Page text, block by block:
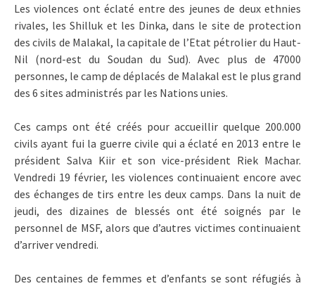
Les violences ont éclaté entre des jeunes de deux ethnies
rivales, les Shilluk et les Dinka, dans le site de protection
des civils de Malakal, la capitale de l’Etat pétrolier du Haut-
Nil (nord-est du Soudan du Sud). Avec plus de 47000
personnes, le camp de déplacés de Malakal est le plus grand
des 6 sites administrés par les Nations unies.
Ces camps ont été créés pour accueillir quelque 200.000
civils ayant fui la guerre civile qui a éclaté en 2013 entre le
président Salva Kiir et son vice-président Riek Machar.
Vendredi 19 février, les violences continuaient encore avec
des échanges de tirs entre les deux camps. Dans la nuit de
jeudi, des dizaines de blessés ont été soignés par le
personnel de MSF, alors que d’autres victimes continuaient
d’arriver vendredi.
Des centaines de femmes et d’enfants se sont réfugiés à